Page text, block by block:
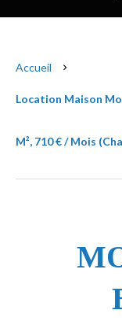
Accueil
Location Maison
M², 710 € / Mois